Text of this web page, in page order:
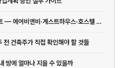
[법규] 숙박업 합법 운영 4가지 루트 — 에어비앤비·게스트하우스·호스텔 법규 완전 정리
건축주가 직접 확인해야 할 것들
땅에 얼마나 지을 수 있을까